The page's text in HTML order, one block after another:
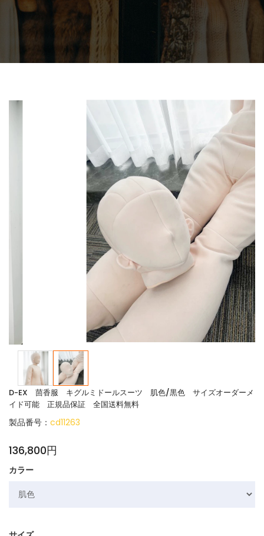
D-EX 茴香服 キグルミドールスーツ 肌色/黒色 サイズオーダーメ
イド可能 正規品保証 全国送料無料
製品番号： cd11263
136,800円
カラー